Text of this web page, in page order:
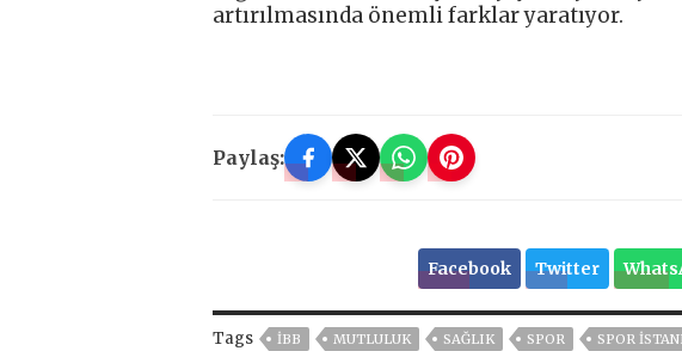
artırılmasında önemli farklar yaratıyor.
Paylaş:
Facebook Twitter
Tags İBB MUTLULUK SAĞLIK SPOR
SPOR